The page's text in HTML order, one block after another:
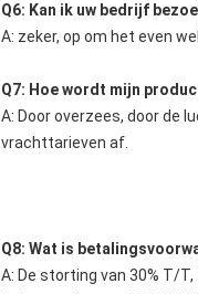
Q6: Kan ik uw bedrijf
A: zeker, op om het even
Q7: Hoe wordt mijn
A: Door overzees, door de
vrachttarieven af.
Q8: Wat is
A: De storting van 30% T/